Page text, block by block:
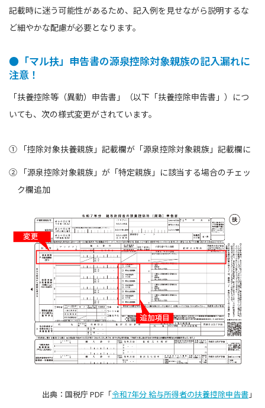
記載時に迷う可能性があるため、記入例を見せながら説明するな
ど細やかな配慮が必要となります。
●「マル扶」申告書の源泉控除対象親族の記入漏れに
注意！
「扶養控除等（異動）申告書」（以下「扶養控除申告書」）につ
いても、次の様式変更がされています。
① 「控除対象扶養親族」記載欄が「源泉控除対象親族」記載欄に
② 「源泉控除対象親族」が「特定親族」に該当する場合のチェッ
ク欄追加
出典：国税庁 PDF「令和7年分 給与所得者の扶養控除申告書 」